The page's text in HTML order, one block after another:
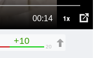
00:14 1x
+10
20